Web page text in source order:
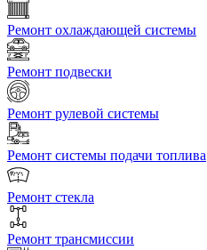
Ремонт охлаждающей системы
Ремонт подвески
Ремонт рулевой системы
Ремонт системы подачи топлива
Ремонт стекла
Ремонт трансмиссии